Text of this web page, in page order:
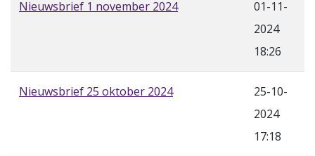
Nieuwsbrief 1 november 2024
01-11-
2024
18:26
Nieuwsbrief 25 oktober 2024
25-10-
2024
17:18